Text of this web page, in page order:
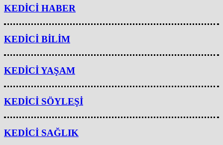
KEDİCİ HABER
KEDİCİ BİLİM
KEDİCİ YAŞAM
KEDİCİ SÖYLEŞİ
KEDİCİ SAĞLIK